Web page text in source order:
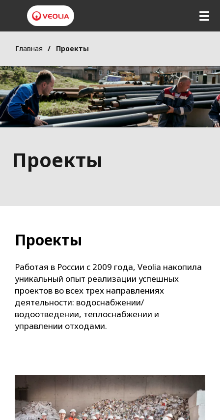
Главная Проекты
Проекты
Проекты
Работая в России с 2009 года, Veolia накопила
уникальный опыт реализации успешных
проектов во всех трех направлениях
деятельности: водоснабжении/
водоотведении, теплоснабжении и
управлении отходами.